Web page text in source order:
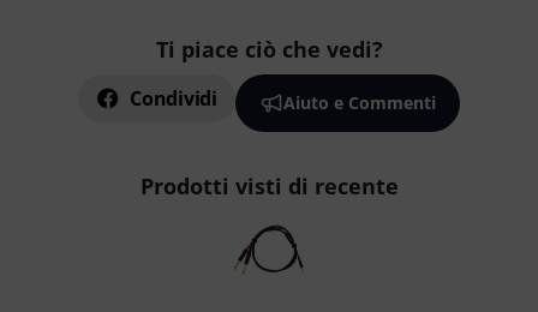
Ti piace ciò che vedi?
Condividi Aiuto e Commenti
Prodotti visti di recente